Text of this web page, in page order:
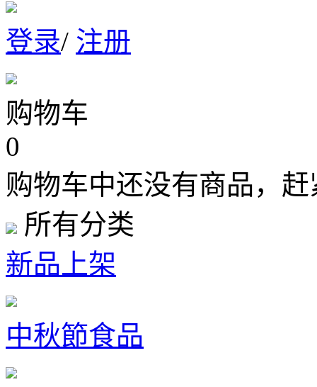
登录/ 注册
购物车
0
购物车中还没有商品，
所有分类
新品上架
中秋節食品